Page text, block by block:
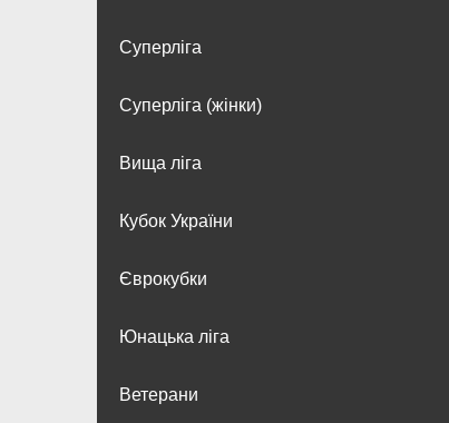
Суперліга
Суперліга (жінки)
Вища лiга
Кубок України
Єврокубки
Юнацька ліга
Ветерани